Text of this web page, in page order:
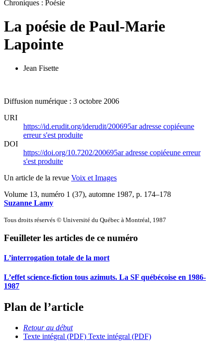
Chroniques : Poésie
La poésie de Paul-Marie
Lapointe
Jean Fisette
Diffusion numérique : 3 octobre 2006
URI
https://id.erudit.org/iderudit/200695aradresse copiéeune
erreur s'est produite
DOI
https://doi.org/10.7202/200695aradresse copiéeune erreur
s'est produite
Un article de la revue Voix et Images
Volume 13, numéro 1 (37), automne 1987, p. 174–178
Suzanne Lamy
Tous droits réservés © Université du Québec à Montréal, 1987
Feuilleter les articles de ce numéro
L’interrogation totale de la mort
L’effet science-fiction tous azimuts. La SF québécoise en 1986-
1987
Plan de l’article
Retour au début
Texte intégral (PDF) Texte intégral (PDF)